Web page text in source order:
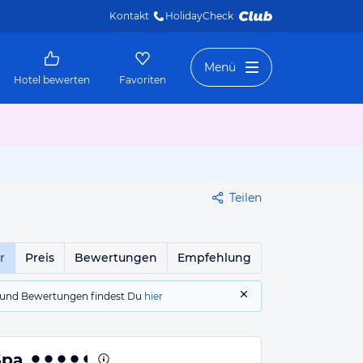
Kontakt HolidayCheck
Hotel bewerten Favoriten
Menü
Teilen
Preis Bewertungen Empfehlung
Bewertungen findest Du hier